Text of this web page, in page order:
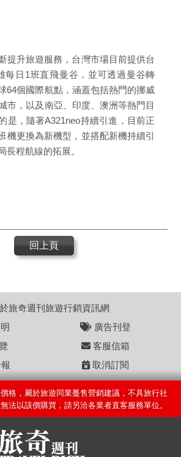
提升旅遊服務，台灣市場目前提供台
每日1班直飛曼谷，並可透過曼谷轉
64個國際航點，涵蓋包括熱門的挪威
市，以及南亞、印度、澳洲等熱門目
是，隨著A321neo持續引進，目前正
機更換為新機型，並搭配新機持續引
長程航線的拓展。
回上頁
旅奇週刊旅遊行銷資訊網
廣告刊登
客服信箱
取消訂閱
格，屬於旅遊同業躉售營銷建議，不具旅行社
法以該價購買，請另洽各業者直客服務單位。